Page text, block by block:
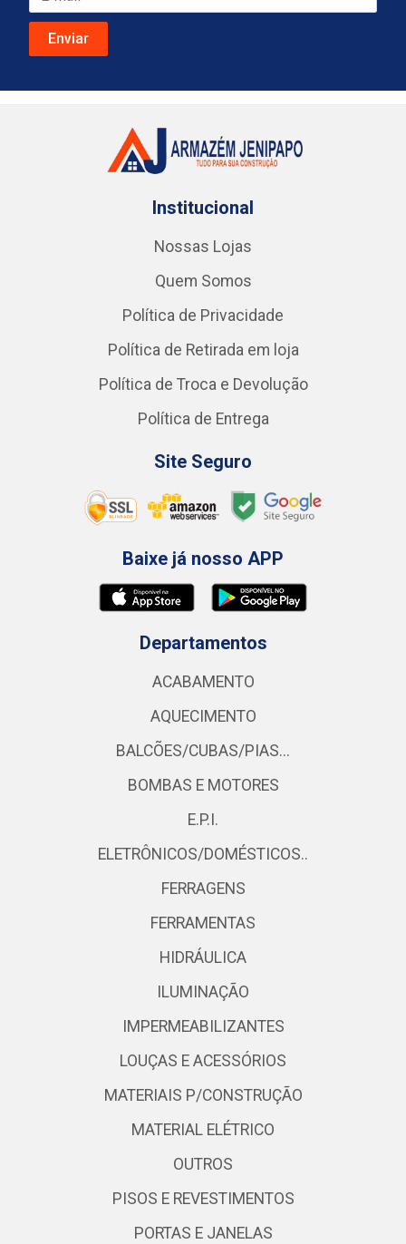
Institucional
Nossas Lojas
Quem Somos
Política de Privacidade
Política de Retirada em loja
Política de Troca e Devolução
Política de Entrega
Site Seguro
Baixe já nosso APP
Departamentos
ACABAMENTO
AQUECIMENTO
BALCÕES/CUBAS/PIAS...
BOMBAS E MOTORES
E.P.I.
ELETRÔNICOS/DOMÉSTICOS..
FERRAGENS
FERRAMENTAS
HIDRÁULICA
ILUMINAÇÃO
IMPERMEABILIZANTES
LOUÇAS E ACESSÓRIOS
MATERIAIS P/CONSTRUÇÃO
MATERIAL ELÉTRICO
OUTROS
PISOS E REVESTIMENTOS
PORTAS E JANELAS